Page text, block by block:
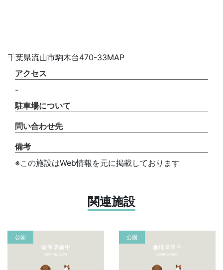
千葉県流山市駒木台470-33MAP
アクセス
-
駐車場について
問い合わせ先
備考
※この施設はWeb情報を元に掲載しております
関連施設
公園 公園